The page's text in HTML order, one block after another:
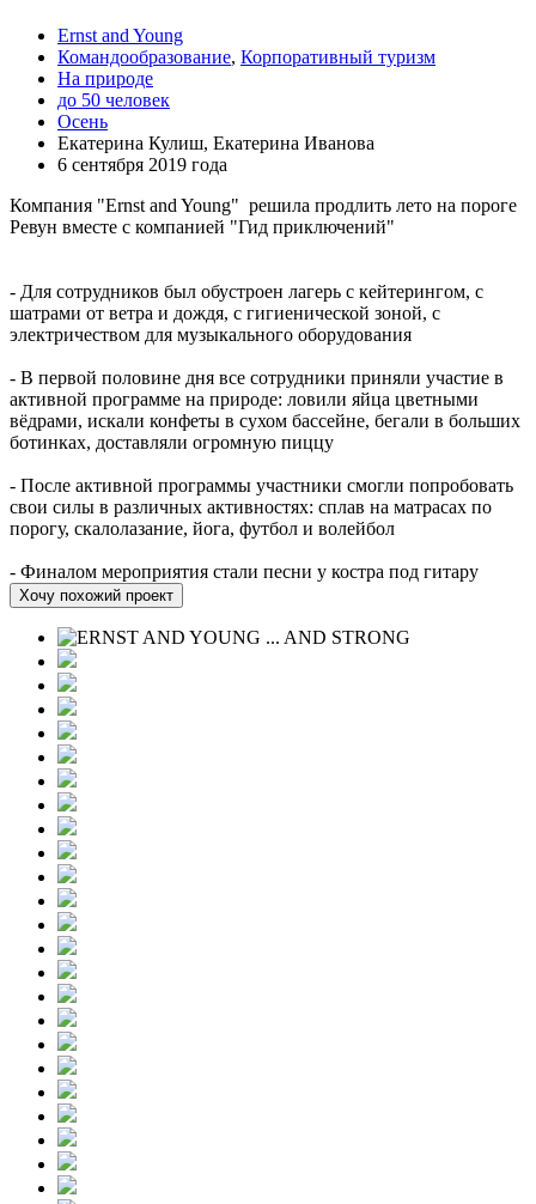
Ernst and Young
Командообразование, Корпоративный туризм
На природе
до 50 человек
Осень
Екатерина Кулиш, Екатерина Иванова
6 сентября 2019 года
Компания "Ernst and Young" решила продлить лето на пороге
Ревун вместе с компанией "Гид приключений"
- Для сотрудников был обустроен лагерь с кейтерингом, с
шатрами от ветра и дождя, с гигиенической зоной, с
электричеством для музыкального оборудования
- В первой половине дня все сотрудники приняли участие в
активной программе на природе: ловили яйца цветными
вёдрами, искали конфеты в сухом бассейне, бегали в больших
ботинках, доставляли огромную пиццу
- После активной программы участники смогли попробовать
свои силы в различных активностях: сплав на матрасах по
порогу, скалолазание, йога, футбол и волейбол
- Финалом мероприятия стали песни у костра под гитару
Хочу похожий проект